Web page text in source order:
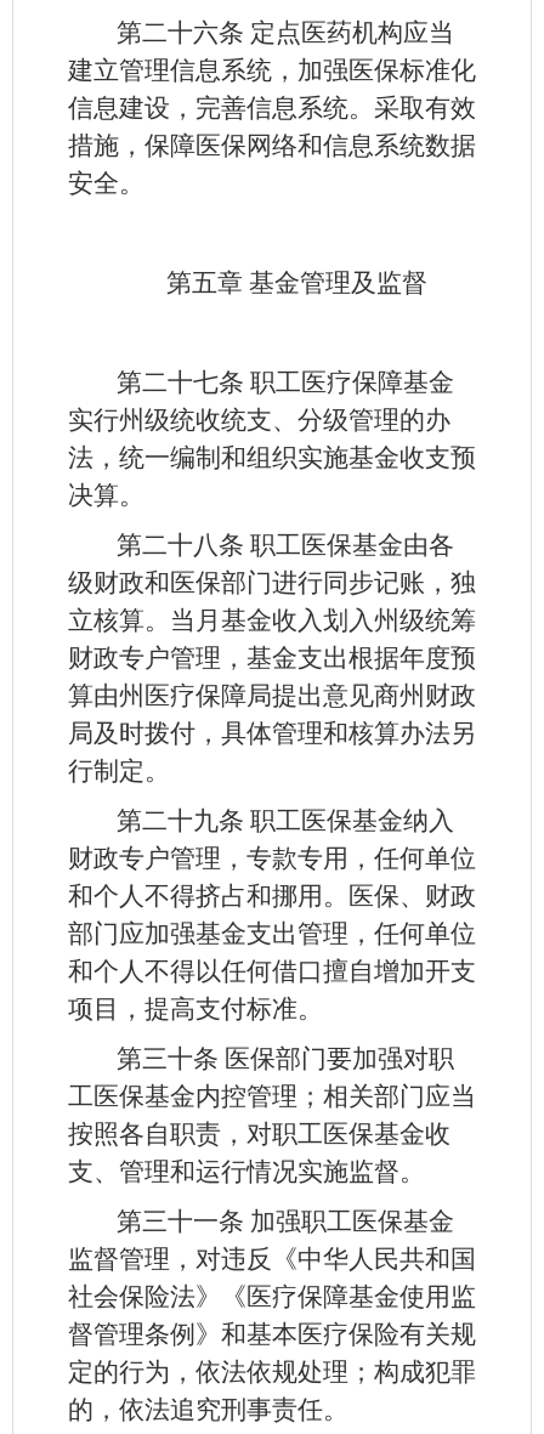
第二十六条 定点医药机构应当
建立管理信息系统，加强医保标准化
信息建设，完善信息系统。采取有效
措施，保障医保网络和信息系统数据
安全。
第五章 基金管理及监督
第二十七条 职工医疗保障基金
实行州级统收统支、分级管理的办
法，统一编制和组织实施基金收支预
决算。
第二十八条 职工医保基金由各
级财政和医保部门进行同步记账，独
立核算。当月基金收入划入州级统筹
财政专户管理，基金支出根据年度预
算由州医疗保障局提出意见商州财政
局及时拨付，具体管理和核算办法另
行制定。
第二十九条 职工医保基金纳入
财政专户管理，专款专用，任何单位
和个人不得挤占和挪用。医保、财政
部门应加强基金支出管理，任何单位
和个人不得以任何借口擅自增加开支
项目，提高支付标准。
第三十条 医保部门要加强对职
工医保基金内控管理；相关部门应当
按照各自职责，对职工医保基金收
支、管理和运行情况实施监督。
第三十一条 加强职工医保基金
监督管理，对违反《中华人民共和国
社会保险法》《医疗保障基金使用监
督管理条例》和基本医疗保险有关规
定的行为，依法依规处理；构成犯罪
的，依法追究刑事责任。